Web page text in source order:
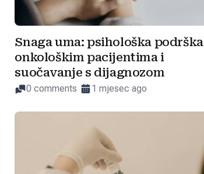
Snaga uma: psihološka podrška
onkološkim pacijentima i
suočavanje s dijagnozom
0 comments 1 mjesec ago